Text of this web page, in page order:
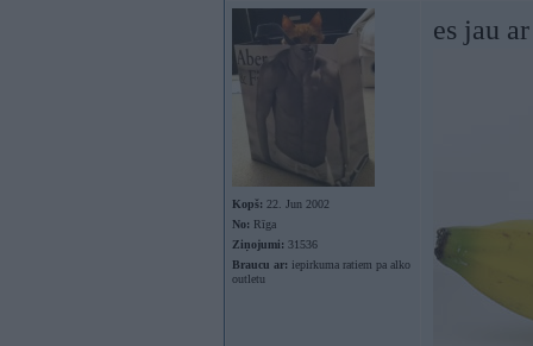
Kopš: 22. Jun 2002
No: Rīga
Ziņojumi: 31536
Braucu ar: iepirkuma ratiem pa alko
outletu
es jau